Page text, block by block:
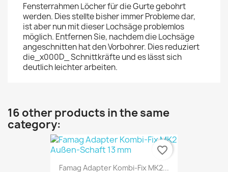
Fensterrahmen Löcher für die Gurte gebohrt
werden. Dies stellte bisher immer Probleme dar,
ist aber nun mit dieser Lochsäge problemlos
möglich. Entfernen Sie, nachdem die Lochsäge
angeschnitten hat den Vorbohrer. Dies reduziert
die_x000D_ Schnittkräfte und es lässt sich
deutlich leichter arbeiten.
16 other products in the same
category:
Famag Adapter Kombi-Fix MK2...
favorite_border